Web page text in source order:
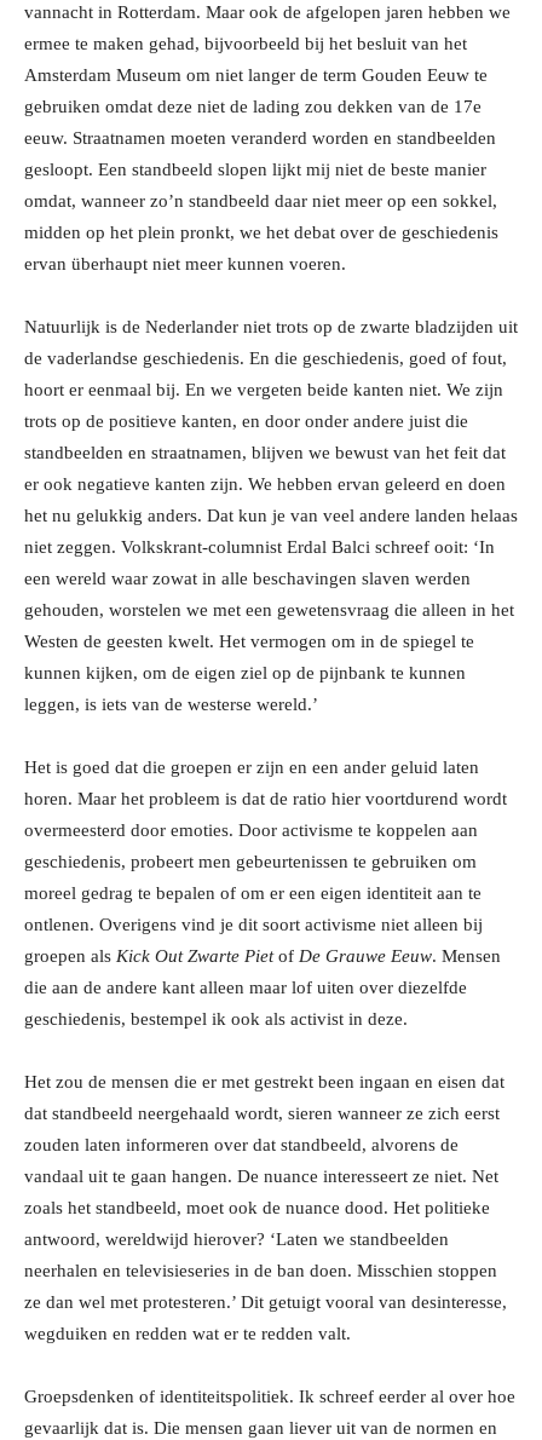
vannacht in Rotterdam. Maar ook de afgelopen jaren hebben we
ermee te maken gehad, bijvoorbeeld bij het besluit van het
Amsterdam Museum om niet langer de term Gouden Eeuw te
gebruiken omdat deze niet de lading zou dekken van de 17e
eeuw. Straatnamen moeten veranderd worden en standbeelden
gesloopt. Een standbeeld slopen lijkt mij niet de beste manier
omdat, wanneer zo’n standbeeld daar niet meer op een sokkel,
midden op het plein pronkt, we het debat over de geschiedenis
ervan überhaupt niet meer kunnen voeren.
Natuurlijk is de Nederlander niet trots op de zwarte bladzijden uit
de vaderlandse geschiedenis. En die geschiedenis, goed of fout,
hoort er eenmaal bij. En we vergeten beide kanten niet. We zijn
trots op de positieve kanten, en door onder andere juist die
standbeelden en straatnamen, blijven we bewust van het feit dat
er ook negatieve kanten zijn. We hebben ervan geleerd en doen
het nu gelukkig anders. Dat kun je van veel andere landen helaas
niet zeggen. Volkskrant-columnist Erdal Balci schreef ooit: ‘In
een wereld waar zowat in alle beschavingen slaven werden
gehouden, worstelen we met een gewetensvraag die alleen in het
Westen de geesten kwelt. Het vermogen om in de spiegel te
kunnen kijken, om de eigen ziel op de pijnbank te kunnen
leggen, is iets van de westerse wereld.’
Het is goed dat die groepen er zijn en een ander geluid laten
horen. Maar het probleem is dat de ratio hier voortdurend wordt
overmeesterd door emoties. Door activisme te koppelen aan
geschiedenis, probeert men gebeurtenissen te gebruiken om
moreel gedrag te bepalen of om er een eigen identiteit aan te
ontlenen. Overigens vind je dit soort activisme niet alleen bij
groepen als Kick Out Zwarte Pietof De Grauwe Eeuw. Mensen
die aan de andere kant alleen maar lof uiten over diezelfde
geschiedenis, bestempel ik ook als activist in deze.
Het zou de mensen die er met gestrekt been ingaan en eisen dat
dat standbeeld neergehaald wordt, sieren wanneer ze zich eerst
zouden laten informeren over dat standbeeld, alvorens de
vandaal uit te gaan hangen. De nuance interesseert ze niet. Net
zoals het standbeeld, moet ook de nuance dood. Het politieke
antwoord, wereldwijd hierover? ‘Laten we standbeelden
neerhalen en televisieseries in de ban doen. Misschien stoppen
ze dan wel met protesteren.’ Dit getuigt vooral van desinteresse,
wegduiken en redden wat er te redden valt.
Groepsdenken of identiteitspolitiek. Ik schreef eerder al over hoe
gevaarlijk dat is. Die mensen gaan liever uit van de normen en